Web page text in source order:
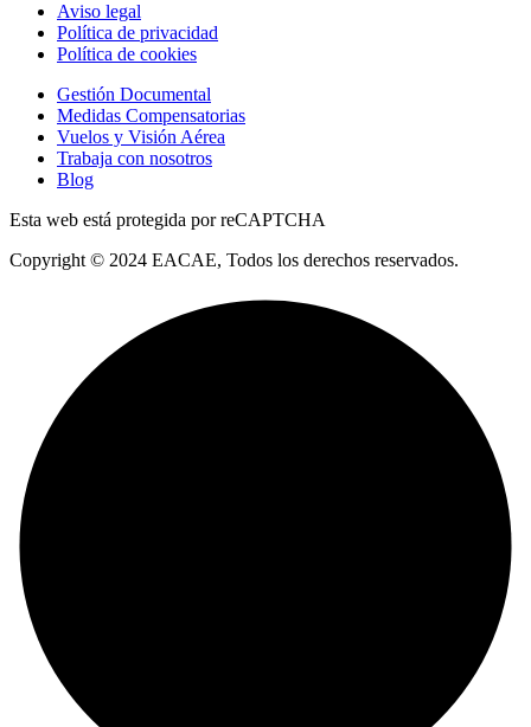
Aviso legal
Política de privacidad
Política de cookies
Gestión Documental
Medidas Compensatorias
Vuelos y Visión Aérea
Trabaja con nosotros
Blog
Esta web está protegida por reCAPTCHA
Copyright © 2024 EACAE, Todos los derechos reservados.